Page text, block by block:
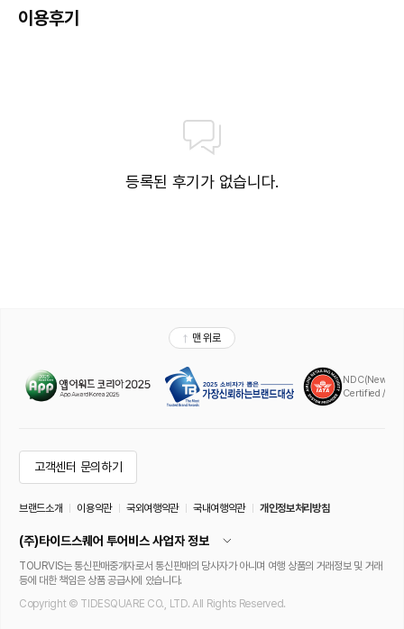
한 4개의 회의실이 마련되어 있습니다. 고객께서는 별도 요금으로 왕복 공항
셔틀(24시간 운행) 서비스를 이용하실 수 있고, 시설 내에서 무료 주차 대행도
이용후기
등록된 후기가 없습니다.